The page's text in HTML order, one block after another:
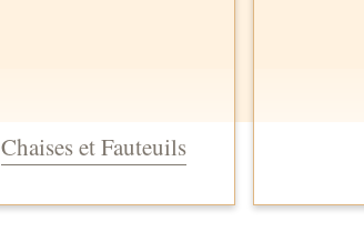
Chaises et Fauteuils